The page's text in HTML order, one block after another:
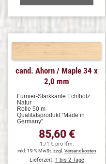
cand. Ahorn / Maple 34 x
2,0 mm
Furnier-Starkkante Echtholz
Natur
Rolle 50 m
Qualitätsprodukt "Made in
Germany"
85,60 €
1,71 € pro lfm.
inkl. 19 % MwSt. zzgl. Versandkosten
Lieferzeit: 1 bis 2 Tage